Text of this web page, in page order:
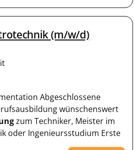
(m/w/d)
Abgeschlossene
wünschenswert
zum Techniker, Meister im
oder Ingenieursstudium Erste